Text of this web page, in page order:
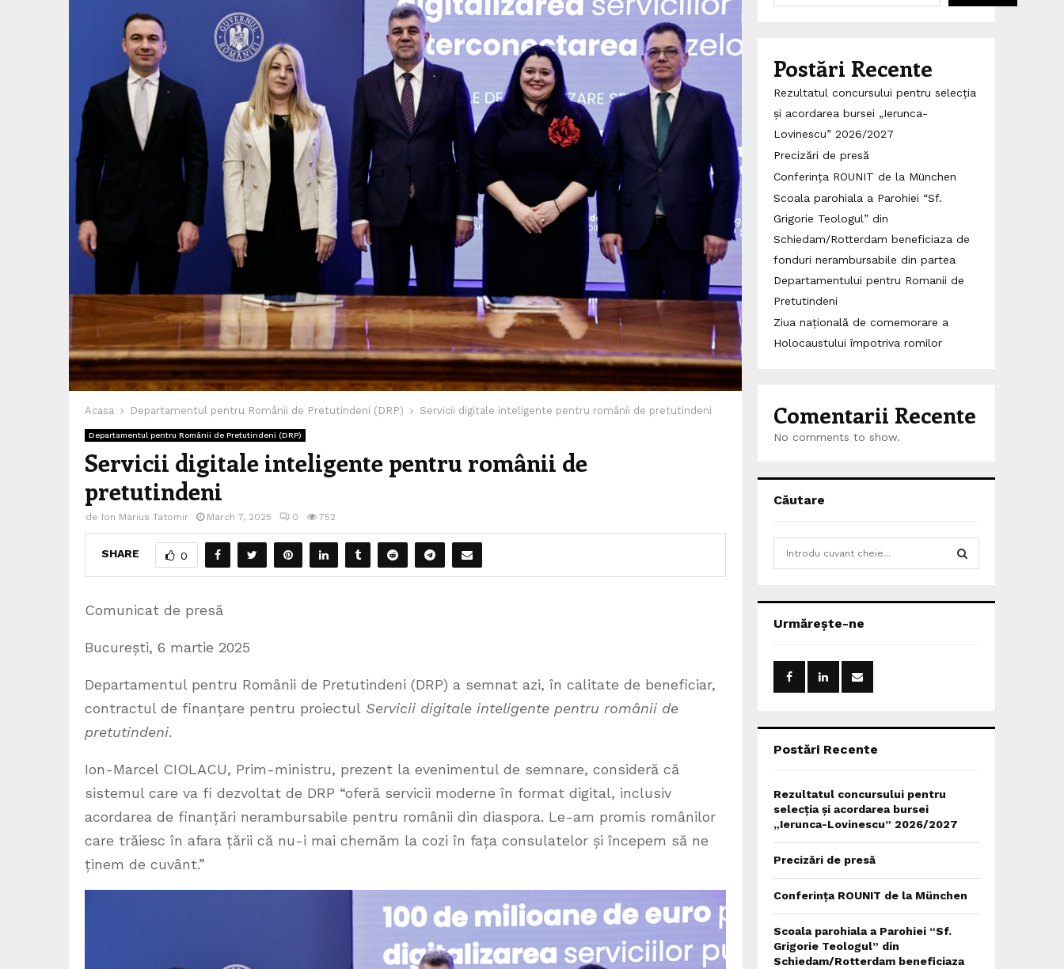
Acasa Departamentul pentru Românii de Pretutindeni (DRP) Servicii digitale inteligente pentru românii de pretutindeni
Departamentul pentru Românii de Pretutindeni (DRP)
Servicii digitale inteligente pentru românii de
pretutindeni
de Ion Marius Tatomir March 7, 2025 0 752
SHARE 0
Comunicat de presă
București, 6 martie 2025
Departamentul pentru Românii de Pretutindeni (DRP) a semnat azi, în calitate de beneficiar,
contractul de finanțare pentru proiectul Servicii digitale inteligente pentru românii de
pretutindeni.
Ion-Marcel CIOLACU, Prim-ministru, prezent la evenimentul de semnare, consideră că
sistemul care va fi dezvoltat de DRP “oferă servicii moderne în format digital, inclusiv
acordarea de finanțări nerambursabile pentru românii din diaspora. Le-am promis românilor
care trăiesc în afara țării că nu-i mai chemăm la cozi în fața consulatelor și începem să ne
ținem de cuvânt.”
Postări Recente
Rezultatul concursului pentru selecția
și acordarea bursei „Ierunca-
Lovinescu” 2026/2027
Precizări de presă
Conferința ROUNIT de la München
Scoala parohiala a Parohiei “Sf.
Grigorie Teologul” din
Schiedam/Rotterdam beneficiaza de
fonduri nerambursabile din partea
Departamentului pentru Romanii de
Pretutindeni
Ziua națională de comemorare a
Holocaustului împotriva romilor
Comentarii Recente
No comments to show.
Căutare
h
o
:
Urmărește-ne
Postări Recente
Rezultatul concursului pentru
selecția și acordarea bursei
„Ierunca-Lovinescu” 2026/2027
Precizări de presă
Conferința ROUNIT de la München
Scoala parohiala a Parohiei “Sf.
Grigorie Teologul” din
Schiedam/Rotterdam beneficiaza